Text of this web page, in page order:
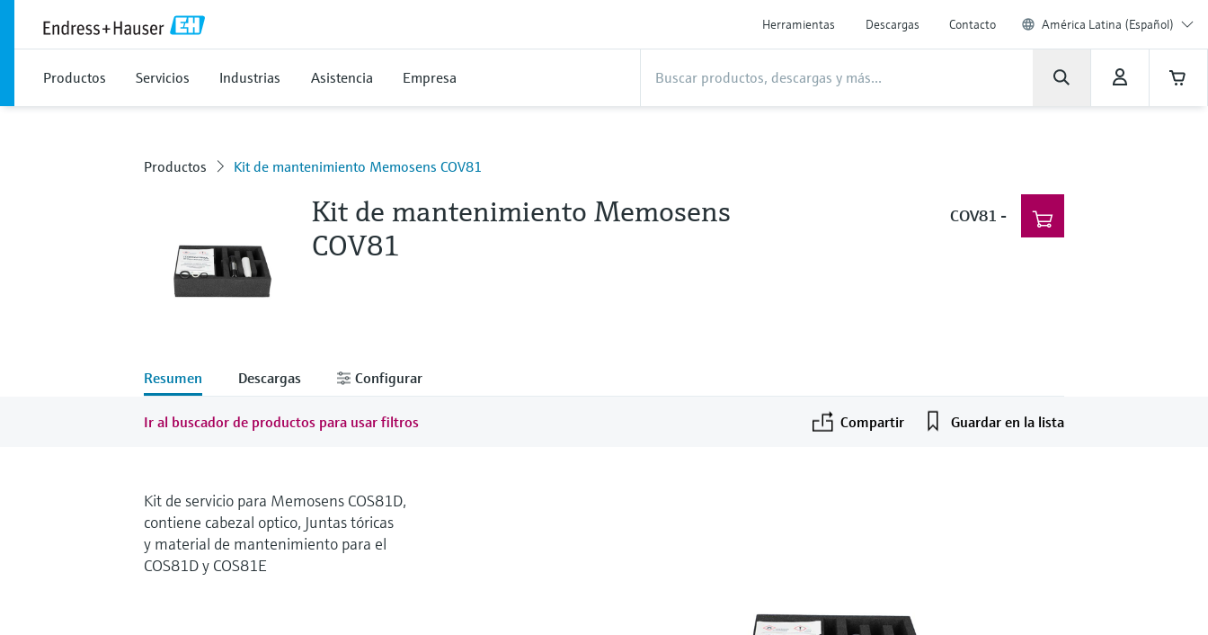
Herramientas Descargas Contacto América Latina (Español)
Productos Servicios Industrias Asistencia Empresa
Productos Kit de mantenimiento Memosens COV81
Kit de mantenimiento Memosens
COV81
COV81 -
Resumen Descargas Configurar
Ir al buscador de productos para usar filtros Compartir Guardar en la lista
Kit de servicio para Memosens COS81D,
contiene cabezal optico, Juntas tóricas
y material de mantenimiento para el
COS81D y COS81E